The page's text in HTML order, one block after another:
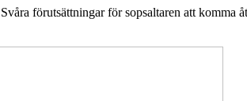
förutsättningar för sopsaltaren att komma